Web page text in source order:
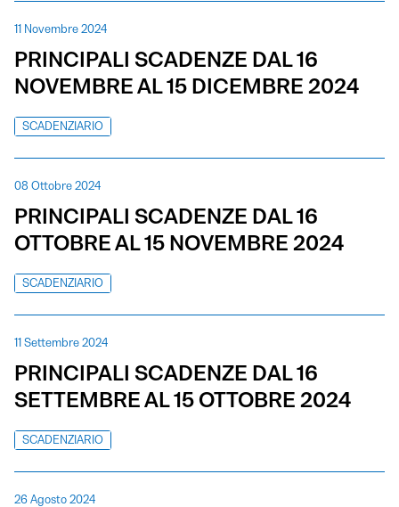
11 Novembre 2024
PRINCIPALI SCADENZE DAL 16
NOVEMBRE AL 15 DICEMBRE 2024
SCADENZIARIO
08 Ottobre 2024
PRINCIPALI SCADENZE DAL 16
OTTOBRE AL 15 NOVEMBRE 2024
SCADENZIARIO
11 Settembre 2024
PRINCIPALI SCADENZE DAL 16
SETTEMBRE AL 15 OTTOBRE 2024
SCADENZIARIO
26 Agosto 2024